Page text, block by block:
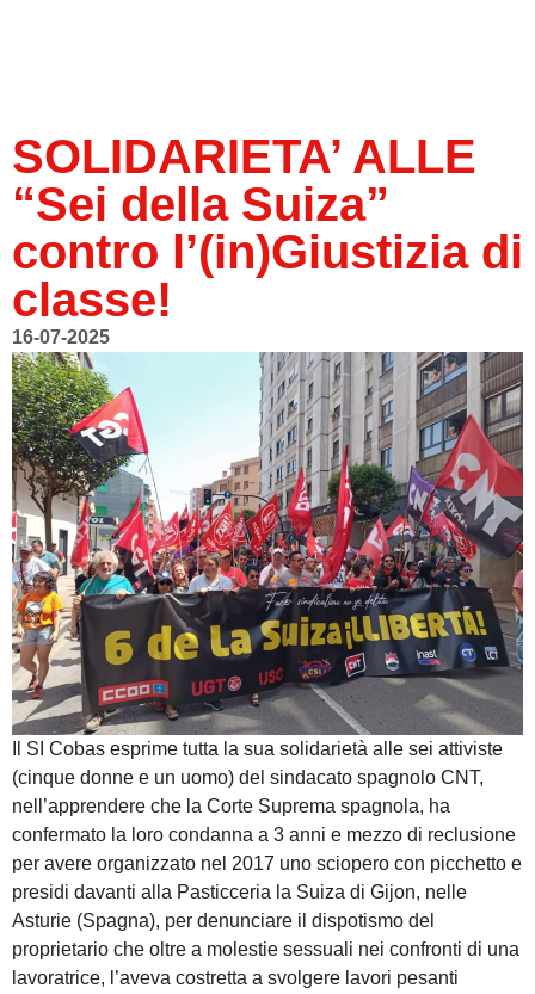
SOLIDARIETA’ ALLE
“Sei della Suiza”
contro l’(in)Giustizia di
classe!
16-07-2025
Il SI Cobas esprime tutta la sua solidarietà alle sei attiviste
(cinque donne e un uomo) del sindacato spagnolo CNT,
nell’apprendere che la Corte Suprema spagnola, ha
confermato la loro condanna a 3 anni e mezzo di reclusione
per avere organizzato nel 2017 uno sciopero con picchetto e
presidi davanti alla Pasticceria la Suiza di Gijon, nelle
Asturie (Spagna), per denunciare il dispotismo del
proprietario che oltre a molestie sessuali nei confronti di una
lavoratrice, l’aveva costretta a svolgere lavori pesanti